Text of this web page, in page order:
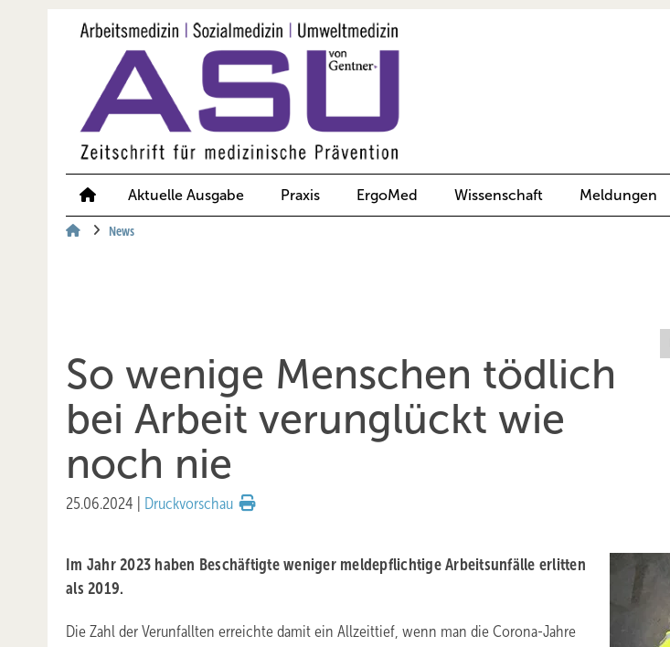
Aktuelle Ausgabe Praxis ErgoMed Wissenschaft Meldungen
News
So wenige Menschen tödlich
bei Arbeit verunglückt wie
noch nie
25.06.2024 Druckvorschau
Im Jahr 2023 haben Beschäftigte weniger meldepflichtige Arbeitsunfälle erlitten
als 2019.
Die Zahl der Verunfallten erreichte damit ein Allzeittief, wenn man die Corona-Jahre